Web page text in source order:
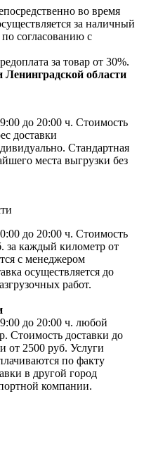
во время
за наличный
согласованию с
за товар от 30%.
Ленинградской области
до 20:00 ч. Стоимость
доставки
Стандартная
места выгрузки без
до 20:00 ч. Стоимость
за каждый километр от
с менеджером
осуществляется до
работ.
до 20:00 ч. любой
Стоимость доставки до
от 2500 руб. Услуги
по факту
в другой город
компании.